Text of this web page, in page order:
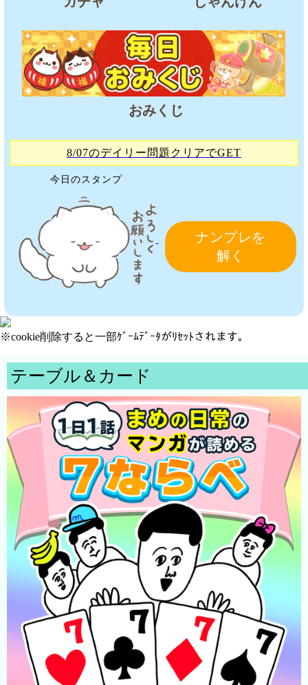
おみくじ
8/07のデイリー問題クリアでGET
今日のスタンプ
ナンプレを
解く
※cookie削除すると一部ｹﾞｰﾑﾃﾞｰﾀがﾘｾｯﾄされます。
テーブル＆カード